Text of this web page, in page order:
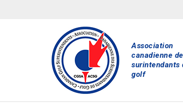
Association
canadienne
surintendants
golf